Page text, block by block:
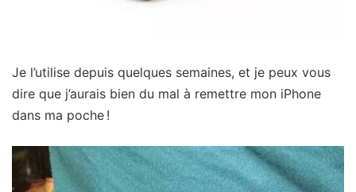
Je l’utilise depuis quelques semaines, et je peux vous
dire que j’aurais bien du mal à remettre mon iPhone
dans ma poche !